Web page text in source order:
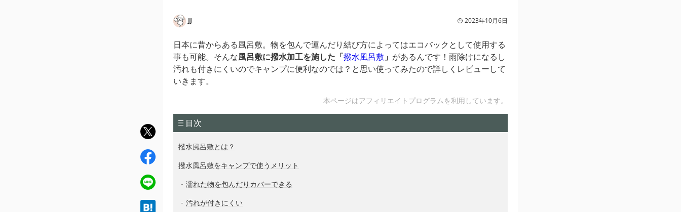
JJ 2023年10月6日
日本に昔からある風呂敷。物を包んで運んだり結び方によってはエコバックとして使用する
事も可能。そんな風呂敷に撥水加工を施した「撥水風呂敷 」 があるんです！雨除けになるし
汚れも付きにくいのでキャンプに便利なのでは？と思い使ってみたので詳しくレビューして
いきます。
本ページはアフィリエイトプログラムを利用しています。
目次
撥水風呂敷とは？
撥水風呂敷をキャンプで使うメリット
濡れた物を包んだりカバーできる
汚れが付きにくい
twit
ter
fac
ebo
ok
line
hat